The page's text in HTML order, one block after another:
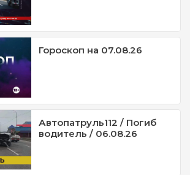
Гороскоп на 07.08.26
Автопатруль112 / Погиб
водитель / 06.08.26